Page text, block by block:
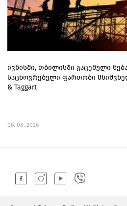
ივნისში, თბილისში გაცემული
საცხოვრებელი ფართობი
& Taggart
06. 08. 2026